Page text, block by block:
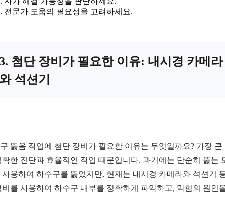
전문가 도움의 필요성을 고려하세요.
첨단 장비가 필요한 이유: 내시경 카메라
석션기
뚫음 작업에 첨단 장비가 필요한 이유는 무엇일까요? 가장 큰
확한 진단과 효율적인 작업 때문입니다. 과거에는 단순히 뚫는
사용하여 하수구를 뚫었지만, 현재는 내시경 카메라와 석션기
비를 사용하여 하수구 내부를 정확하게 파악하고, 막힘의 원인